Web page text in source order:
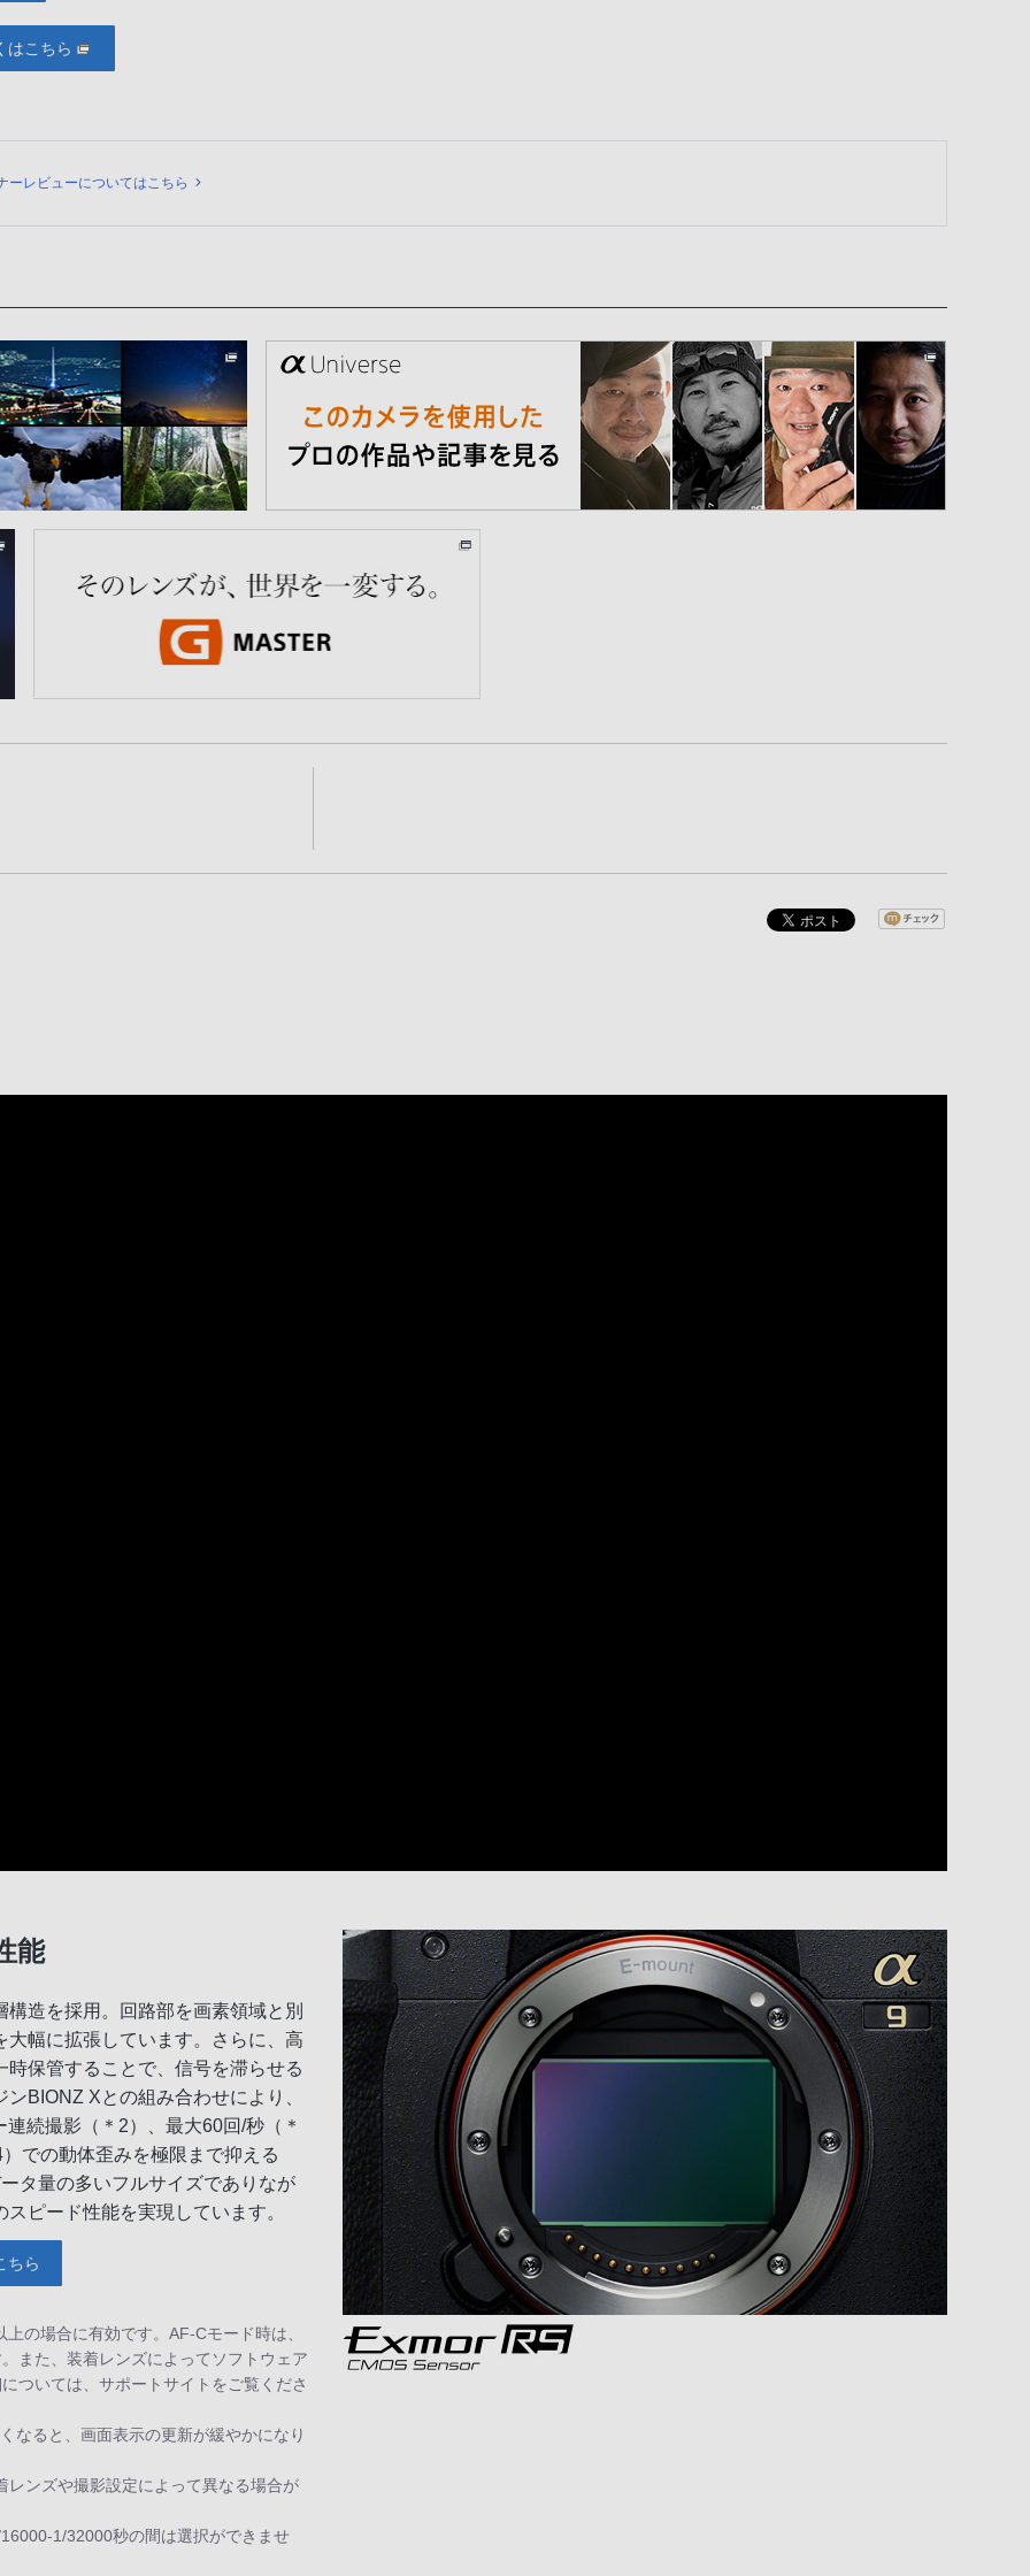
はこちら
ー
ーレビューについてはこちら
能
造を採用。回路部を画素領域と別
幅に拡張しています。さらに、高
保管することで、信号を滞らせる
BIONZ Xとの組み合わせにより、
続撮影（＊2）、最大60回/秒（＊
での動体歪みを極限まで抑える
タ量の多いフルサイズでありなが
ピード性能を実現しています。
ちら
の場合に有効です。AF-Cモード時は、
また、装着レンズによってソフトウェア
ついては、サポートサイトをご覧くださ
なると、画面表示の更新が緩やかになり
ンズや撮影設定によって異なる場合が
1/32000秒の間は選択ができませ